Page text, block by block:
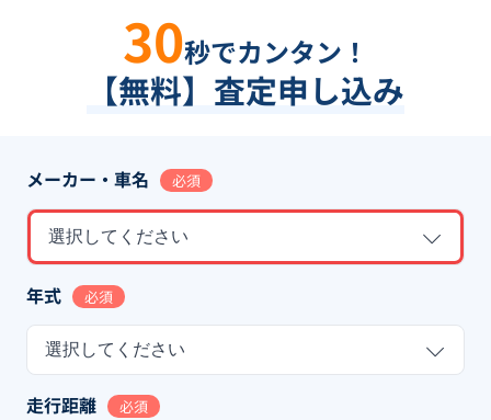
30秒でカンタン！
【無料】査定申し込み
メーカー・車名 必須
選択してください
年式 必須
選択してください
走行距離 必須